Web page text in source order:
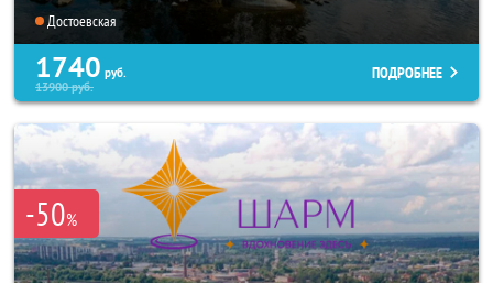
Достоевская
1740 руб.
13900руб.
ПОДРОБНЕЕ
-50%